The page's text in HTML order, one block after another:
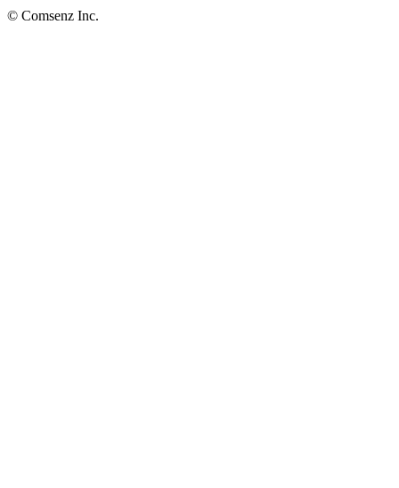
© Comsenz Inc.